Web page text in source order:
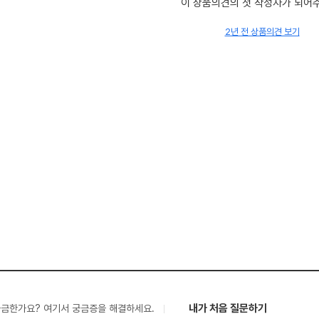
이 상품의견의 첫 작성자가 되어
2년 전 상품의견 보기
한가요? 여기서 궁금증을 해결하세요. 내가 처음 질문하기